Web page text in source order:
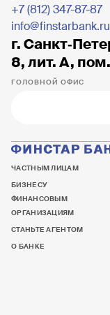
+7 (812) 347-87-87
info@finstarbank.ru
г.
8, лит. А, пом.
ГОЛОВНОЙ ОФИС
ЧАСТНЫМ ЛИЦАМ
БИЗНЕСУ
ФИНАНСОВЫМ
ОРГАНИЗАЦИЯМ
СТАНЬТЕ АГЕНТОМ
О БАНКЕ